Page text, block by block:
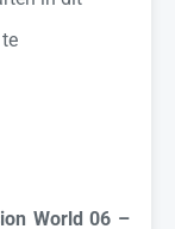
World 06 –